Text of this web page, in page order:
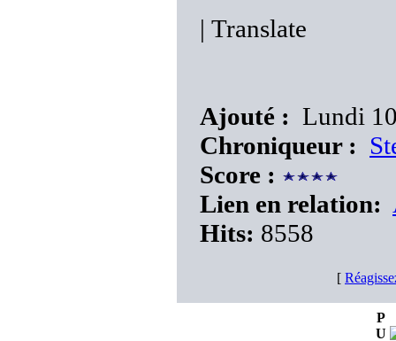
| Translate
Ajouté : Lundi
Chroniqueur :
Score :
Lien en relation:
Hits: 8558
[
P
U